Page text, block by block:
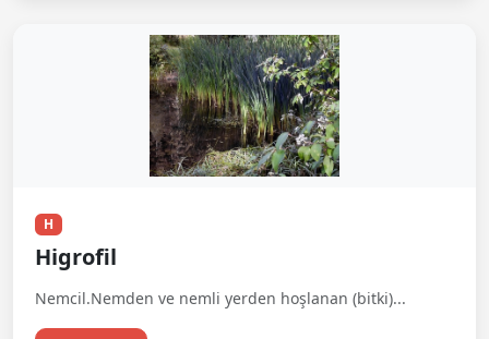
H
Higrofil
Nemcil.Nemden ve nemli yerden hoşlanan (bitki)...